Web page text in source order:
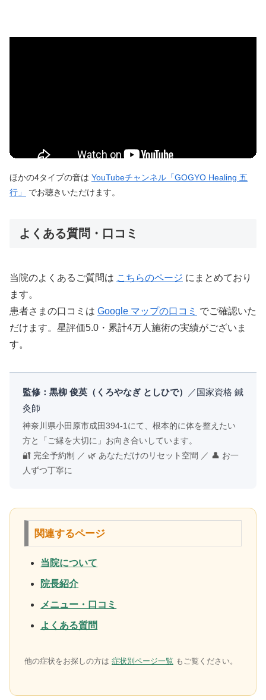
ほかの4タイプの音は YouTubeチャンネル「GOGYO Healing 五
行」
でお聴きいただけます。
よくある質問・口コミ
当院のよくあるご質問は こちらのページ にまとめており
ます。
患者さまの口コミは Google マップの口コミ でご確認いた
だけます。星評価5.0・累計4万人施術の実績がございま
す。
監修：黒柳 俊英（くろやなぎ としひで）
／国家資格 鍼
灸師
神奈川県小田原市成田394-1にて、根本的に体を整えたい
方と「ご縁を大切に」お向き合いしています。
🔐 完全予約制 ／ 🌿 あなただけのリセット空間 ／ 👤 お一
人ずつ丁寧に
関連するページ
当院について
院長紹介
メニュー・口コミ
よくある質問
他の症状をお探しの方は 症状別ページ一覧 もご覧ください。